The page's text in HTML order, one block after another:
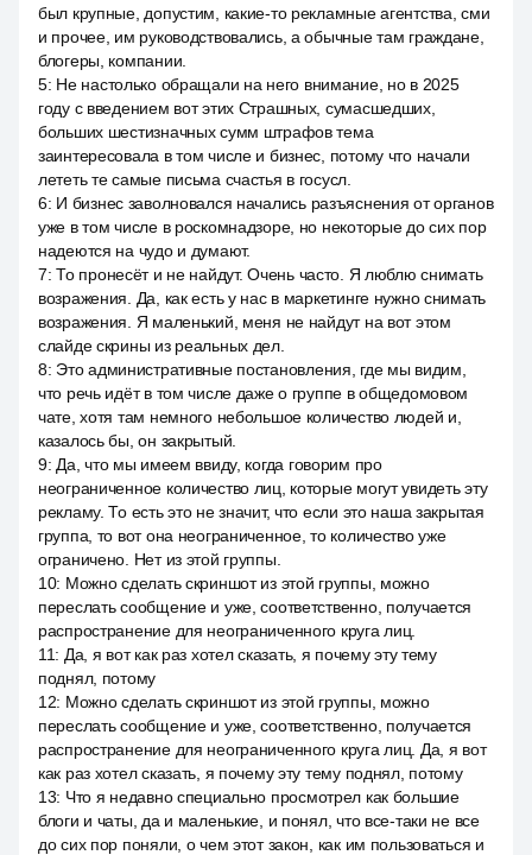
был крупные, допустим, какие-то рекламные агентства, сми
и прочее, им руководствовались, а обычные там граждане,
блогеры, компании.
5: Не настолько обращали на него внимание, но в 2025
году с введением вот этих Страшных, сумасшедших,
больших шестизначных сумм штрафов тема
заинтересовала в том числе и бизнес, потому что начали
лететь те самые письма счастья в госусл.
6: И бизнес заволновался начались разъяснения от органов
уже в том числе в роскомнадзоре, но некоторые до сих пор
надеются на чудо и думают.
7:То пронесёт и не найдут. Очень часто. Я люблю снимать
возражения. Да, как есть у нас в маркетинге нужно снимать
возражения. Я маленький, меня не найдут на вот этом
слайде скрины из реальных дел.
8: Это административные постановления, где мы видим,
что речь идёт в том числе даже о группе в общедомовом
чате, хотя там немного небольшое количество людей и,
казалось бы, он закрытый.
9: Да, что мы имеем ввиду, когда говорим про
неограниченное количество лиц, которые могут увидеть эту
рекламу. То есть это не значит, что если это наша закрытая
группа, то вот она неограниченное, то количество уже
ограничено. Нет из этой группы.
10: Можно сделать скриншот из этой группы, можно
переслать сообщение и уже, соответственно, получается
распространение для неограниченного круга лиц.
11: Да, я вот как раз хотел сказать, я почему эту тему
поднял, потому
12: Можно сделать скриншот из этой группы, можно
переслать сообщение и уже, соответственно, получается
распространение для неограниченного круга лиц. Да, я вот
как раз хотел сказать, я почему эту тему поднял, потому
13: Что я недавно специально просмотрел как большие
блоги и чаты, да и маленькие, и понял, что все-таки не все
до сих пор поняли, о чем этот закон, как им пользоваться и